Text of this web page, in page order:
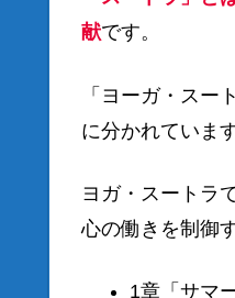
献です。
「ヨーガ・ス
に分かれています
ヨガ・スートラ
心の働きを制御
1章「サマ